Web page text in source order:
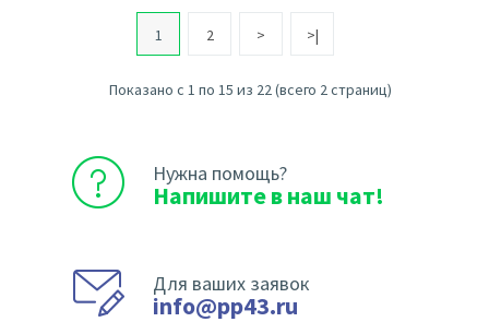
1 2 > >|
Показано с 1 по 15 из 22 (всего 2 страниц)
Нужна помощь?
Напишите в наш чат!
Для ваших заявок
info@pp43.ru